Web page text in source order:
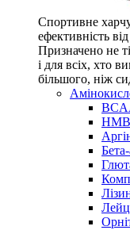
Спортивне
ефективність
Призначено не
і для всіх, хто
більшого, ніж
HMB